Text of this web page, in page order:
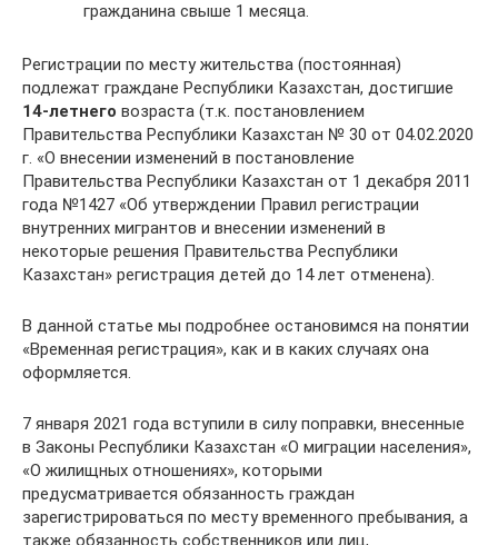
гражданина свыше 1 месяца.
Регистрации по месту жительства (постоянная)
подлежат граждане Республики Казахстан, достигшие
14-летнего возраста (т.к. постановлением
Правительства Республики Казахстан № 30 от 04.02.2020
г. «О внесении изменений в постановление
Правительства Республики Казахстан от 1 декабря 2011
года №1427 «Об утверждении Правил регистрации
внутренних мигрантов и внесении изменений в
некоторые решения Правительства Республики
Казахстан» регистрация детей до 14 лет отменена).
В данной статье мы подробнее остановимся на понятии
«Временная регистрация», как и в каких случаях она
оформляется.
7 января 2021 года вступили в силу поправки, внесенные
в Законы Республики Казахстан «О миграции населения»,
«О жилищных отношениях», которыми
предусматривается обязанность граждан
зарегистрироваться по месту временного пребывания, а
также обязанность собственников или лиц,